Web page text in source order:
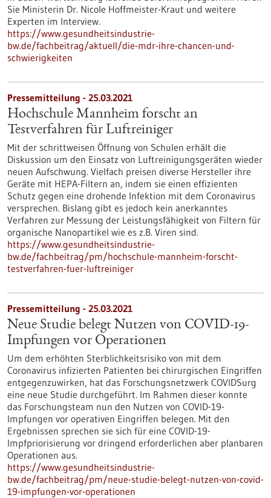
Sie Ministerin Dr. Nicole Hoffmeister-Kraut und weitere
Experten im Interview.
https://www.gesundheitsindustrie-
bw.de/fachbeitrag/aktuell/die-mdr-ihre-chancen-und-
schwierigkeiten
Pressemitteilung - 25.03.2021
Hochschule Mannheim forscht an
Testverfahren für Luftreiniger
Mit der schrittweisen Öffnung von Schulen erhält die
Diskussion um den Einsatz von Luftreinigungsgeräten wieder
neuen Aufschwung. Vielfach preisen diverse Hersteller ihre
Geräte mit HEPA-Filtern an, indem sie einen effizienten
Schutz gegen eine drohende Infektion mit dem Coronavirus
versprechen. Bislang gibt es jedoch kein anerkanntes
Verfahren zur Messung der Leistungsfähigkeit von Filtern für
organische Nanopartikel wie es z.B. Viren sind.
https://www.gesundheitsindustrie-
bw.de/fachbeitrag/pm/hochschule-mannheim-forscht-
testverfahren-fuer-luftreiniger
Pressemitteilung - 25.03.2021
Neue Studie belegt Nutzen von COVID-19-
Impfungen vor Operationen
Um dem erhöhten Sterblichkeitsrisiko von mit dem
Coronavirus infizierten Patienten bei chirurgischen Eingriffen
entgegenzuwirken, hat das Forschungsnetzwerk COVIDSurg
eine neue Studie durchgeführt. Im Rahmen dieser konnte
das Forschungsteam nun den Nutzen von COVID-19-
Impfungen vor operativen Eingriffen belegen. Mit den
Ergebnissen sprechen sie sich für eine COVID-19-
Impfpriorisierung vor dringend erforderlichen aber planbaren
Operationen aus.
https://www.gesundheitsindustrie-
bw.de/fachbeitrag/pm/neue-studie-belegt-nutzen-von-covid-
19-impfungen-vor-operationen